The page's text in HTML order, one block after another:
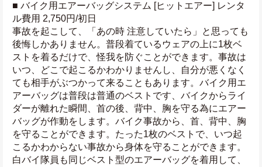
■ バイク用エアーバッグシステム [ヒットエアー] レンタ
ル費用 2,750円/初日
事故を起こして、「あの時 注意していたら」と思っても
後悔しかありません。普段着ているウェアの上に1枚ベ
ストを着るだけで、怪我を防ぐことができます。事故は
いつ、どこで起こるかわかりませんし、自分が悪くなく
ても相手がぶつかって来ることもあります。バイク用エ
アーバッグは普段は普通のベストです、バイクからライ
ダーが離れた瞬間、首の後、背中、胸を守る為にエアー
バッグが作動をします。バイク事故から、首、背中、胸
を守ることができます。たった1枚のベストで、いつ起
こるかわからない事故から身体を守ることができます。
白バイ隊員も同じベスト型のエアーバッグを着用して、